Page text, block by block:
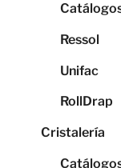
Ressol
Unifac
RollDrap
Cristalería